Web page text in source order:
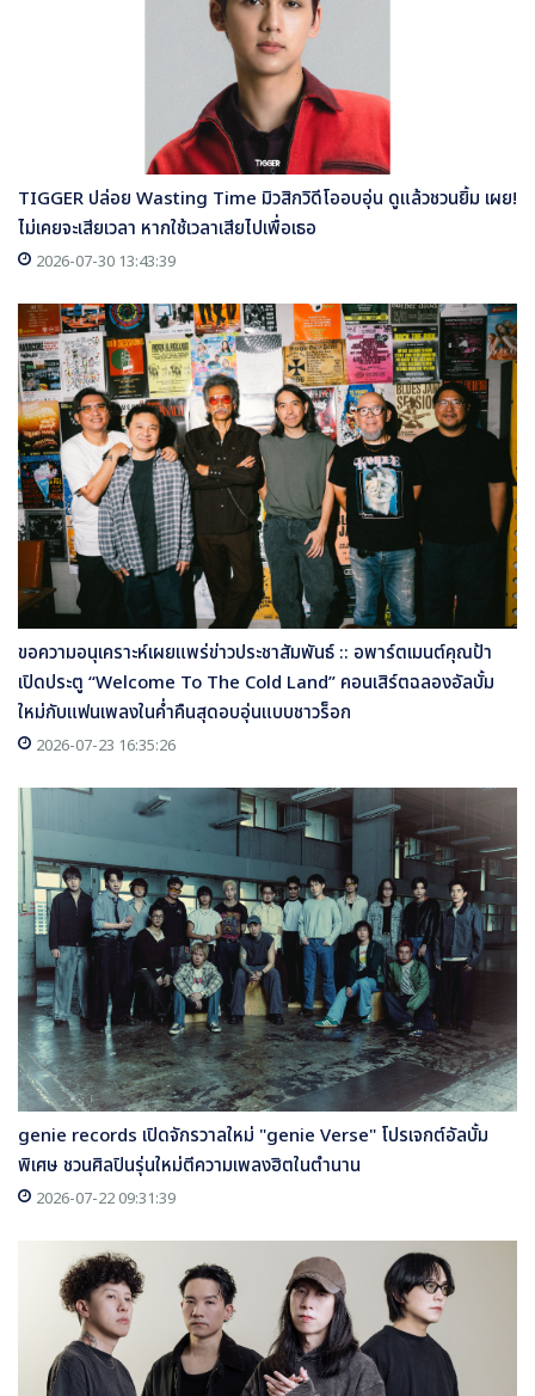
TIGGER ปล่อย Wasting Time มิวสิกวิดีโออบอุ่น ดูแล้วชวนยิ้ม เผย!
ไม่เคยจะเสียเวลา หากใช้เวลาเสียไปเพื่อเธอ
2026-07-30 13:43:39
ขอความอนุเคราะห์เผยแพร่ข่าวประชาสัมพันธ์ :: อพาร์ตเมนต์คุณป้า
เปิดประตู “Welcome To The Cold Land” คอนเสิร์ตฉลองอัลบั้ม
ใหม่กับแฟนเพลงในค่ำคืนสุดอบอุ่นแบบชาวร็อก
2026-07-23 16:35:26
genie records เปิดจักรวาลใหม่ "genie Verse" โปรเจกต์อัลบั้ม
พิเศษ ชวนศิลปินรุ่นใหม่ตีความเพลงฮิตในตำนาน
2026-07-22 09:31:39